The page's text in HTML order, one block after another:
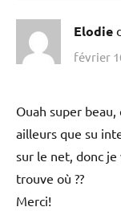
Elodie
février
Ouah super
ailleurs que su
sur le net, donc je
trouve où ??
Merci!